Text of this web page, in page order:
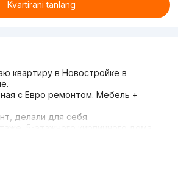
Kvartirani tanlang
квартиру в Новостройке в
с Евро ремонтом. Мебель +
делали для себя.
5-этажного кирпичного дома.
приходите посмотрите и